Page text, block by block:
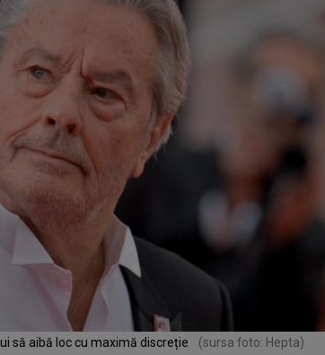
să aibă loc cu maximă discreție (sursa foto: Hepta)